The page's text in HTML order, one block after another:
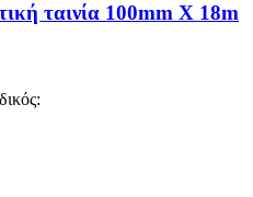
ταινία 100mm X 18m